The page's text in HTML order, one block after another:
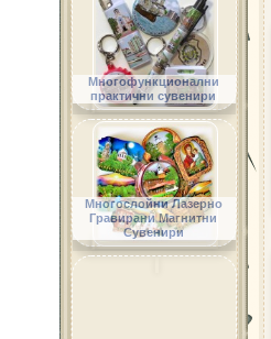
Многофункционални
практични сувенири
Многослойни Лазерно
Гравирани Магнитни
Сувенири